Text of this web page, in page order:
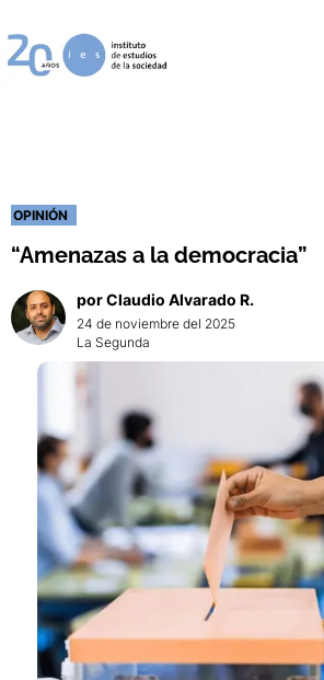
OPINIÓN
“Amenazas a la democracia”
porClaudio Alvarado R.
24 de noviembre del 2025
La Segunda